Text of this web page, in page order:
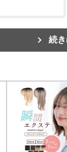
続